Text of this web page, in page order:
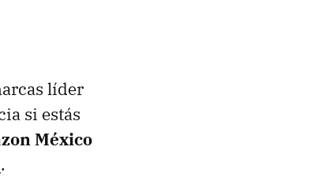
líder
si estás
México
.